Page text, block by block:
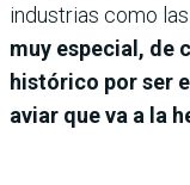
industrias como
muy especial, de
histórico por ser
aviar que va a la